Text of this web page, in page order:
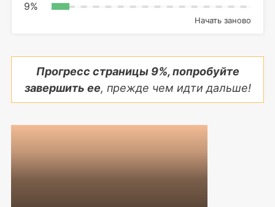
9%
Начать заново
Прогресс страницы 9%, попробуйте
завершить ее, прежде чем идти дальше!